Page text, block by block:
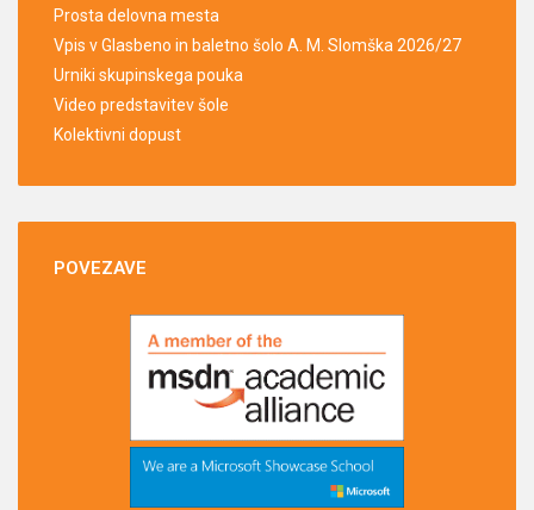
Prosta delovna mesta
Vpis v Glasbeno in baletno šolo A. M. Slomška 2026/27
Urniki skupinskega pouka
Video predstavitev šole
Kolektivni dopust
POVEZAVE